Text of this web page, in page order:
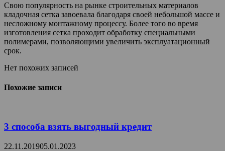
Свою популярность на рынке строительных материалов
кладочная сетка завоевала благодаря своей небольшой массе и
несложному монтажному процессу. Более того во время
изготовления сетка проходит обработку специальными
полимерами, позволяющими увеличить эксплуатационный
срок.
Нет похожих записей
Похожие записи
3 способа взять выгодный кредит
22.11.201905.01.2023